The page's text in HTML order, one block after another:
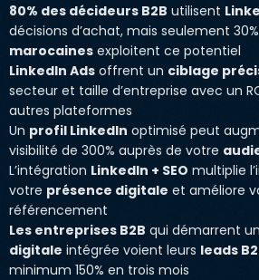
80% des décideurs B2B utilisent
décisions d’achat, mais seulement 30%
marocaines exploitent ce potentiel
LinkedIn Ads offrent un ciblage
secteur et taille d’entreprise avec un
autres plateformes
Un profil LinkedIn optimisé peut
visibilité de 300% auprès de votre
L’intégration LinkedIn + SEO multiplie
votre présence digitale et améliore
référencement
Les entreprises B2B qui démarrent
digitale intégrée voient leurs leads
minimum 150% en trois mois